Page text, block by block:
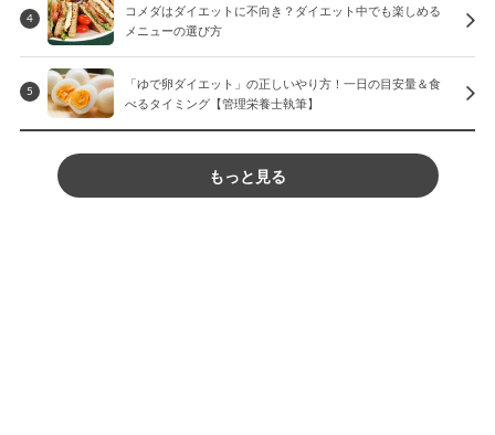
4
コメダはダイエットに不向き？ダイエット中でも楽しめる
メニューの選び方
5
「ゆで卵ダイエット」の正しいやり方！一日の目安量＆食
べるタイミング【管理栄養士執筆】
もっと見る